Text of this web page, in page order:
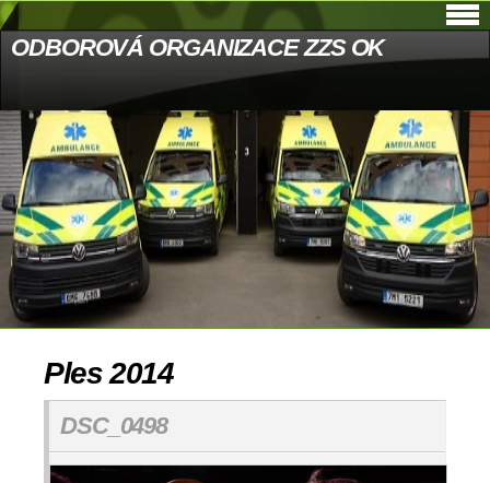
ODBOROVÁ ORGANIZACE ZZS OK
Ples 2014
DSC_0498